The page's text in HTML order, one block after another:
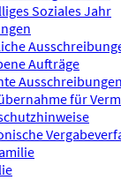
Soziales Jahr
Aufträge
Ausschreibungen
für